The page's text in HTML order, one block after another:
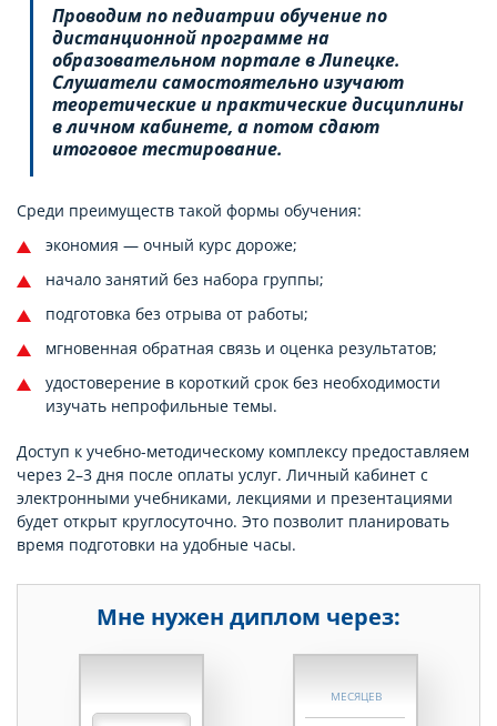
Проводим по педиатрии обучение по
дистанционной программе на
образовательном портале в Липецке.
Слушатели самостоятельно изучают
теоретические и практические дисциплины
в личном кабинете, а потом сдают
итоговое тестирование.
Среди преимуществ такой формы обучения:
экономия — очный курс дороже;
начало занятий без набора группы;
подготовка без отрыва от работы;
мгновенная обратная связь и оценка результатов;
удостоверение в короткий срок без необходимости
изучать непрофильные темы.
Доступ к учебно-методическому комплексу предоставляем
через 2–3 дня после оплаты услуг. Личный кабинет с
электронными учебниками, лекциями и презентациями
будет открыт круглосуточно. Это позволит планировать
время подготовки на удобные часы.
Мне нужен диплом через:
НЕДЕЛЬ
МЕСЯЦЕВ